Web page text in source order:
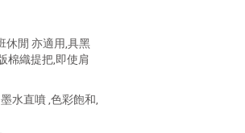
休閒 亦適用,具黑
棉織提把,即使肩
水直噴 ,色彩飽和,